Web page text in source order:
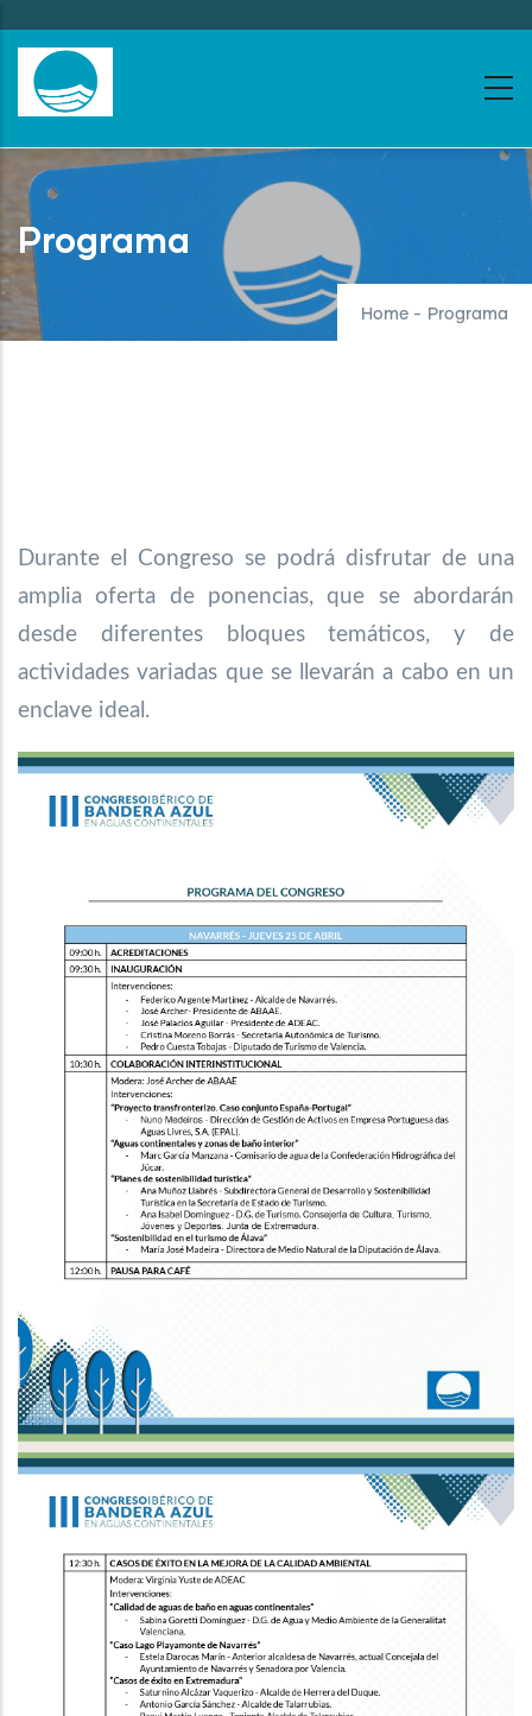
to
main
content
Programa
Home - Programa
Durante el Congreso se podrá disfrutar de una
amplia oferta de ponencias, que se abordarán
desde diferentes bloques temáticos, y de
actividades variadas que se llevarán a cabo en un
enclave ideal.